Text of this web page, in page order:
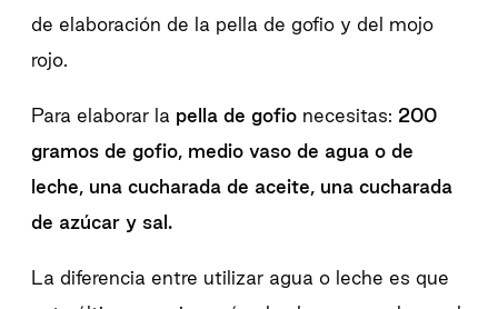
de elaboración de la pella de gofio y del mojo
rojo.
Para elaborar la pella de gofionecesitas: 200
gramos de gofio, medio vaso de agua o de
leche, una cucharada de aceite, una cucharada
de azúcar y sal.
La diferencia entre utilizar agua o leche es que